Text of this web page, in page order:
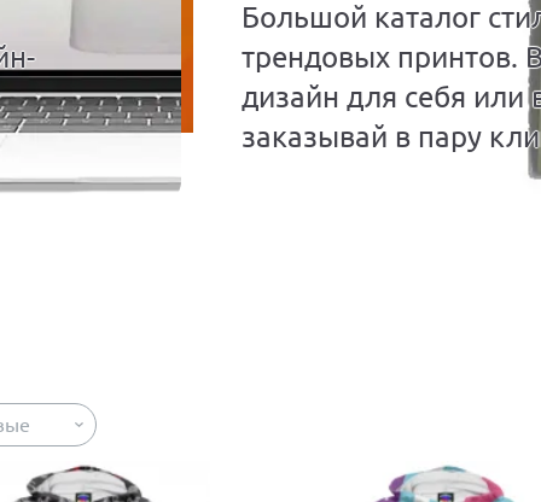
Большой каталог
трендовых принтов.
дизайн для себя или
заказывай в пару